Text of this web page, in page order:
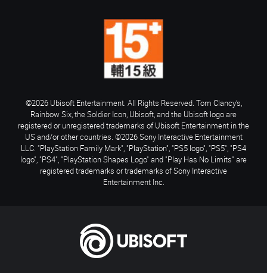
©2026 Ubisoft Entertainment. All Rights Reserved. Tom Clancy’s,
Rainbow Six, the Soldier Icon, Ubisoft, and the Ubisoft logo are
registered or unregistered trademarks of Ubisoft Entertainment in the
US and/or other countries. ©2026 Sony Interactive Entertainment
LLC. "PlayStation Family Mark", "PlayStation", "PS5 logo", "PS5", "PS4
logo", "PS4", "PlayStation Shapes Logo" and "Play Has No Limits" are
registered trademarks or trademarks of Sony Interactive
Entertainment Inc.